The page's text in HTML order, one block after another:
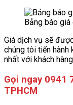
Bảng báo
Giá dịch vụ sẽ
chúng tôi tiến
nhất với khách
Gọi ngay 0941
TPHCM